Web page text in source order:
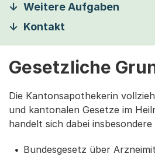
Weitere Aufgaben
Kontakt
Gesetzliche
Die Kantonsapothekerin
und kantonalen Gesetze im
handelt sich dabei
Bundesgesetz über